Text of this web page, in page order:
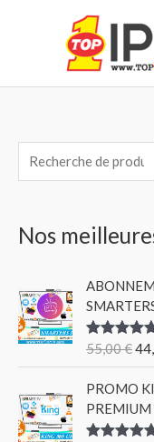
e
h
r
c
h
e
p
o
Nos
Note5.00
55,00€
PROMO